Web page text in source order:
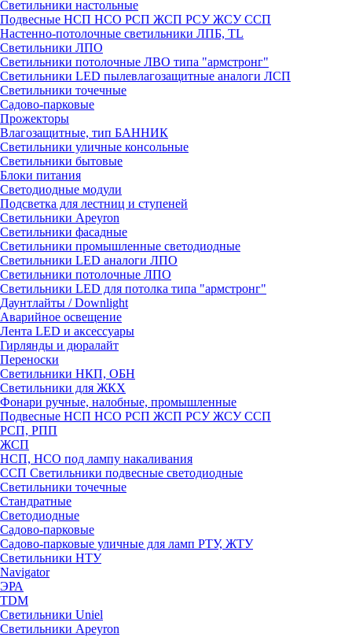
Светильники настольные
Подвесные НСП НСО РСП ЖСП РСУ ЖСУ ССП
Настенно-потолочные светильники ЛПБ, TL
Светильники ЛПО
Светильники потолочные ЛВО типа "армстронг"
Светильники LED пылевлагозащитные аналоги ЛСП
Светильники точечные
Садово-парковые
Прожекторы
Влагозащитные, тип БАННИК
Светильники уличные консольные
Светильники бытовые
Блоки питания
Светодиодные модули
Подсветка для лестниц и ступеней
Светильники Apeyron
Светильники фасадные
Светильники промышленные светодиодные
Светильники LED аналоги ЛПО
Светильники потолочные ЛПО
Светильники LED для потолка типа "армстронг"
Даунтлайты / Downlight
Аварийное освещение
Лента LED и аксессуары
Гирлянды и дюралайт
Переноски
Светильники НКП, ОБН
Светильники для ЖКХ
Фонари ручные, налобные, промышленные
Подвесные НСП НСО РСП ЖСП РСУ ЖСУ ССП
РСП, РПП
ЖСП
НСП, НСО под лампу накаливания
ССП Светильники подвесные светодиодные
Светильники точечные
Стандратные
Светодиодные
Садово-парковые
Садово-парковые уличные для ламп РТУ, ЖТУ
Светильники НТУ
Navigator
ЭРА
TDM
Светильники Uniel
Светильники Apeyron